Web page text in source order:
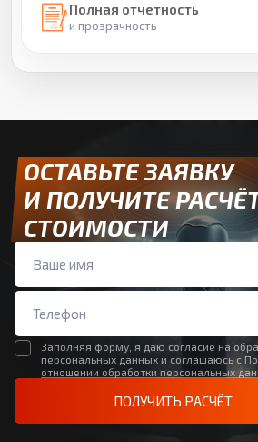
Полная отчетность
и прозрачность
ОСТАВЬТЕ ЗАЯВКУ
И ПОЛУЧИТЕ
СТОИМОСТИ
Заполняя форму, я даю согласие на
персональных данных и соглашаюсь с
отношении обработки персональных
ПОЛУЧИТЬ РАСЧЁТ